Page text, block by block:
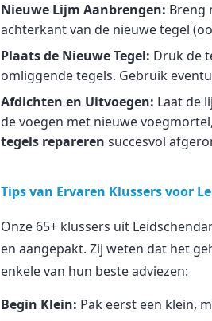
Nieuwe Lijm Aanbrengen: Breng
achterkant van de nieuwe tegel
Plaats de Nieuwe Tegel: Druk de
omliggende tegels. Gebruik
Afdichten en Uitvoegen: Laat de
de voegen met nieuwe
tegels repareren succesvol
Tips van Ervaren Klussers voor
Onze 65+ klussers uit
en aangepakt. Zij weten dat het
enkele van hun beste adviezen:
Begin Klein: Pak eerst een klein,